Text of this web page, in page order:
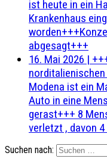
ist heute in ein
Krankenhaus
abgesagt+++
16. Mai 2026 |
Modena ist ein
Auto in eine
gerast+++ 8
verletzt , davon
Suchen nach: